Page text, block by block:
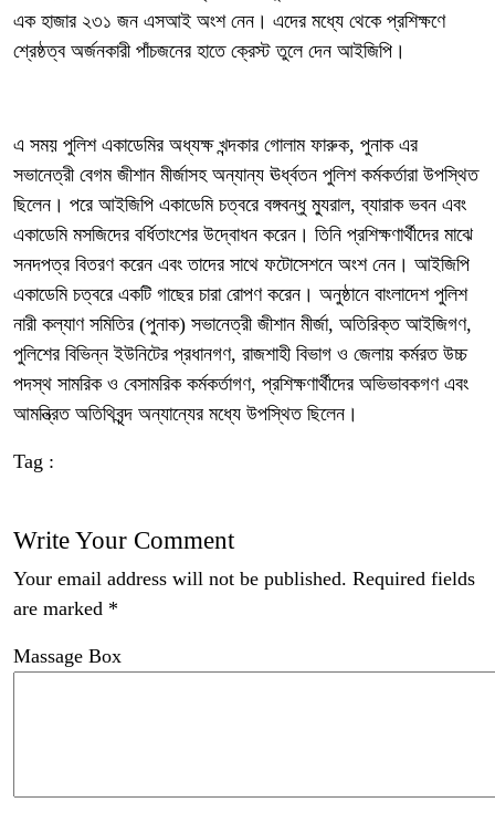
এক হাজার ২৩১ জন এসআই অংশ নেন। এদের মধ্যে থেকে প্রশিক্ষণে
শ্রেষ্ঠত্ব অর্জনকারী পাঁচজনের হাতে ক্রেস্ট তুলে দেন আইজিপি।
এ সময় পুলিশ একাডেমির অধ্যক্ষ খন্দকার গোলাম ফারুক, পুনাক এর
সভানেত্রী বেগম জীশান মীর্জাসহ অন্যান্য ঊর্ধ্বতন পুলিশ কর্মকর্তারা উপস্থিত
ছিলেন। পরে আইজিপি একাডেমি চত্বরে বঙ্গবন্ধু ম্যুরাল, ব্যারাক ভবন এবং
একাডেমি মসজিদের বর্ধিতাংশের উদ্বোধন করেন। তিনি প্রশিক্ষণার্থীদের মাঝে
সনদপত্র বিতরণ করেন এবং তাদের সাথে ফটোসেশনে অংশ নেন। আইজিপি
একাডেমি চত্বরে একটি গাছের চারা রোপণ করেন। অনুষ্ঠানে বাংলাদেশ পুলিশ
নারী কল্যাণ সমিতির (পুনাক) সভানেত্রী জীশান মীর্জা, অতিরিক্ত আইজিগণ,
পুলিশের বিভিন্ন ইউনিটের প্রধানগণ, রাজশাহী বিভাগ ও জেলায় কর্মরত উচ্চ
পদস্থ সামরিক ও বেসামরিক কর্মকর্তাগণ, প্রশিক্ষণার্থীদের অভিভাবকগণ এবং
আমন্ত্রিত অতিথিবৃন্দ অন্যান্যের মধ্যে উপস্থিত ছিলেন।
Tag :
Write Your Comment
Your email address will not be published. Required fields
are marked *
Massage Box